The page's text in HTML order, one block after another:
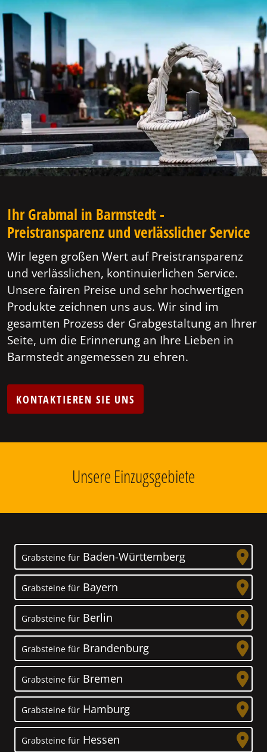
Ihr Grabmal in Barmstedt -
Preistransparenz und verlässlicher Service
Wir legen großen Wert auf Preistransparenz
und verlässlichen, kontinuierlichen Service.
Unsere fairen Preise und sehr hochwertigen
Produkte zeichnen uns aus. Wir sind im
gesamten Prozess der Grabgestaltung an Ihrer
Seite, um die Erinnerung an Ihre Lieben in
Barmstedt angemessen zu ehren.
KONTAKTIEREN SIE UNS
Unsere Einzugsgebiete
Grabsteine für Baden-Württemberg
Grabsteine für Bayern
Grabsteine für Berlin
Grabsteine für Brandenburg
Grabsteine für Bremen
Grabsteine für Hamburg
Grabsteine für Hessen